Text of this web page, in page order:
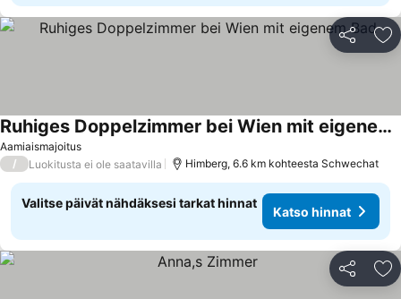
Jaa
Aamiaismajoitus
Ruhiges Doppelzimmer bei Wien mit eigenem Bad
/ Luokitusta ei ole saatavilla Himberg, 6.6 km kohteesta Schwechat
Valitse päivät nähdäksesi tarkat hinnat
Katso hinnat
Jaa